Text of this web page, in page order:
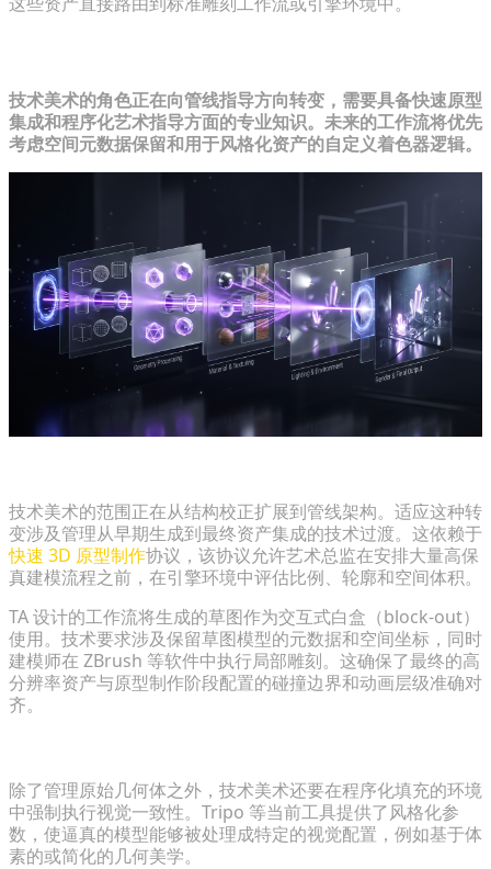
技术美术的角色正在向管线指导方向转变，需要具备快速原型
集成和程序化艺术指导方面的专业知识。未来的工作流将优先
考虑空间元数据保留和用于风格化资产的自定义着色器逻辑。
技术美术的范围正在从结构校正扩展到管线架构。适应这种转
变涉及管理从早期生成到最终资产集成的技术过渡。这依赖于
快速 3D 原型制作协议，该协议允许艺术总监在安排大量高保
真建模流程之前，在引擎环境中评估比例、轮廓和空间体积。
TA 设计的工作流将生成的草图作为交互式白盒（block-out）
使用。技术要求涉及保留草图模型的元数据和空间坐标，同时
建模师在 ZBrush 等软件中执行局部雕刻。这确保了最终的高
分辨率资产与原型制作阶段配置的碰撞边界和动画层级准确对
齐。
除了管理原始几何体之外，技术美术还要在程序化填充的环境
中强制执行视觉一致性。Tripo 等当前工具提供了风格化参
数，使逼真的模型能够被处理成特定的视觉配置，例如基于体
素的或简化的几何美学。